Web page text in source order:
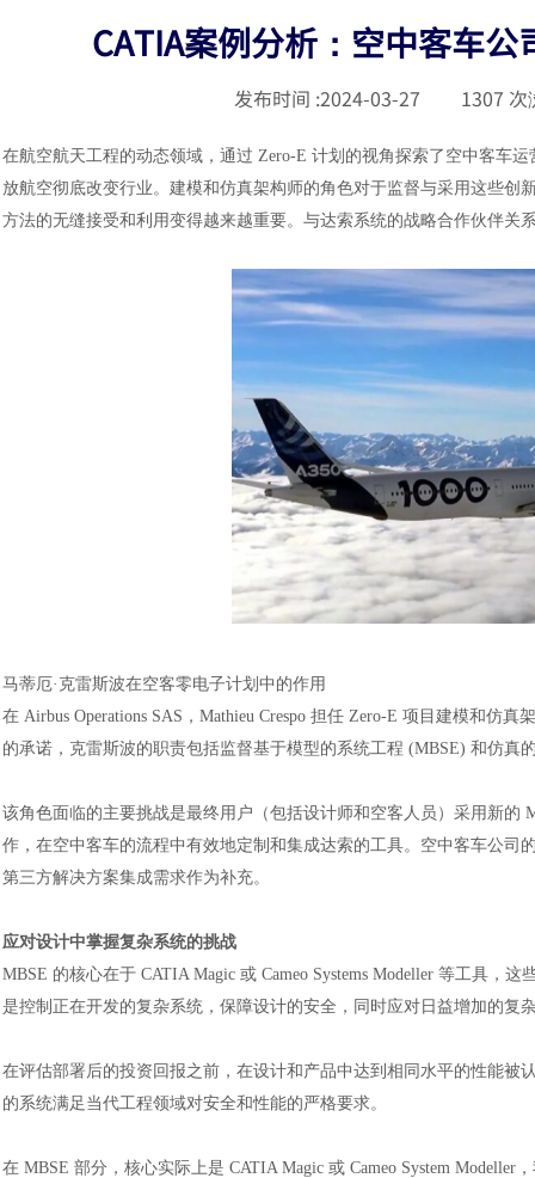
CATIA案例分析：空中客车
发布时间 :2024-03-27 1307 次
在航空航天工程的动态领域，通过 Zero-E 计划的视角探索了空中客车
放航空彻底改变行业。 建模和仿真架构师的角色对于监督与采用这些创
方法的无缝接受和利用变得越来越重要。与达索系统的战略合作伙伴关
马蒂厄· 克雷斯波在空客零电子计划中的作用
在 Airbus Operations SAS，Mathieu Crespo 担任 Zero-E 项目建模和仿
的承诺，克雷斯波的职责包括监督基于模型的系统工程 (MBSE) 和仿真
该角色面临的主要挑战是最终用户（包括设计师和空客人员）采用新的
作，在空中客车的流程中有效地定制和集成达索的工具。空中客车公司
第三方解决方案集成需求作为补充。
应对设计中掌握复杂系统的挑战
MBSE 的核心在于 CATIA Magic 或 Cameo Systems Modeller 等工具，
是控制正在开发的复杂系统，保障设计的安全，同时应对日益增加的复
在评估部署后的投资回报之前，在设计和产品中达到相同水平的性能
的系统满足当代工程领域对安全和性能的严格要求。
在 MBSE 部分，核心实际上是 CATIA Magic 或 Cameo System